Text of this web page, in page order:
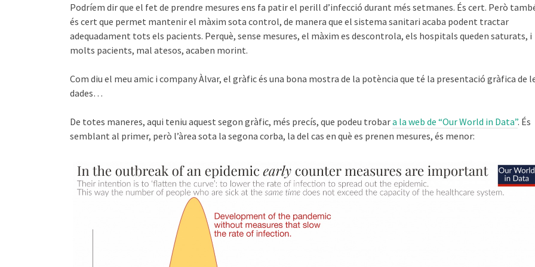
Podríem dir que el fet de prendre mesures ens fa patir el perill d’infecció durant més setmanes. És cert. Però
és cert que permet mantenir el màxim sota control, de manera que el sistema sanitari acaba podent tractar
adequadament tots els pacients. Perquè, sense mesures, el màxim es descontrola, els hospitals queden saturats, i
molts pacients, mal atesos, acaben morint.
Com diu el meu amic i company Àlvar, el gràfic és una bona mostra de la potència que té la presentació gràfica de
dades…
De totes maneres, aqui teniu aquest segon gràfic, més precís, que podeu trobara la web de “Our World in Data”. És
semblant al primer, però l’àrea sota la segona corba, la del cas en què es prenen mesures, és menor: